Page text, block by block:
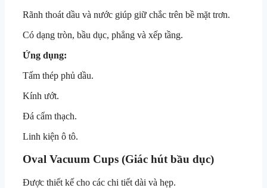
Rãnh thoát dầu và nước giúp giữ chắc trên bề mặt trơn.
Có dạng tròn, bầu dục, phẳng và xếp tầng.
Ứng dụng:
Tấm thép phủ dầu.
Kính ướt.
Đá cẩm thạch.
Linh kiện ô tô.
Oval Vacuum Cups (Giác hút bầu dục)
Được thiết kế cho các chi tiết dài và hẹp.